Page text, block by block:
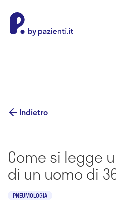
Indietro
Come si legge
di un uomo di
PNEUMOLOGIA